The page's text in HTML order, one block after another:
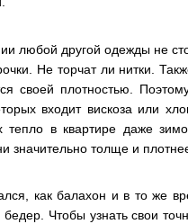
любой другой одежды не
Не торчат ли нитки.
своей плотностью.
входит вискоза или
в квартире даже
значительно толще и
как балахон и в то же
бедер. Чтобы узнать свои